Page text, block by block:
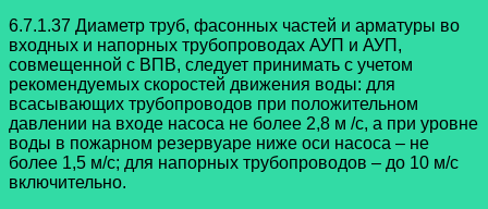
6.7.1.37 Диаметр труб, фасонных частей и арматуры во
входных и напорных трубопроводах АУП и АУП,
совмещенной с ВПВ, следует принимать с учетом
рекомендуемых скоростей движения воды: для
всасывающих трубопроводов при положительном
давлении на входе насоса не более 2,8 м /с, а при уровне
воды в пожарном резервуаре ниже оси насоса – не
более 1,5 м/с; для напорных трубопроводов – до 10 м/с
включительно.